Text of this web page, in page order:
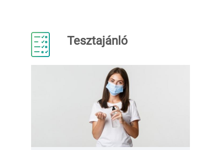
Tesztajánló